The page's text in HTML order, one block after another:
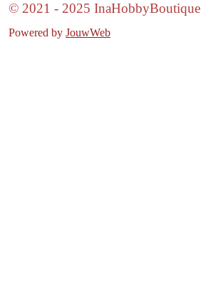
© 2021 - 2025 InaHobbyBoutique
Powered by JouwWeb